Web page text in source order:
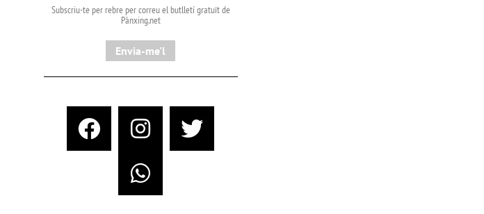
Subscriu-te per rebre per correu el butlletí gratuït de
Pànxing.net​
Envia-me'l